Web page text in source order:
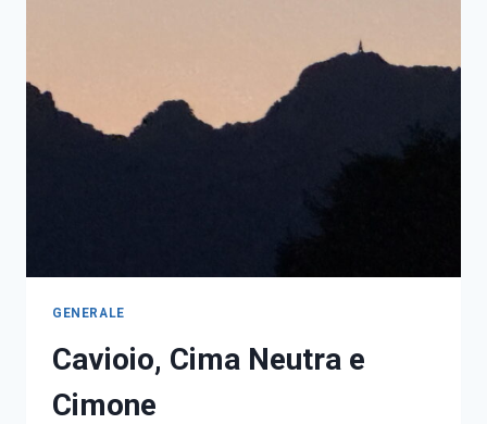
GENERALE
Cavioio, Cima Neutra e
Cimone